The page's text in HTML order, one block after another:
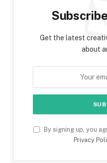
Get the latest
about
By signing up, you
Privacy